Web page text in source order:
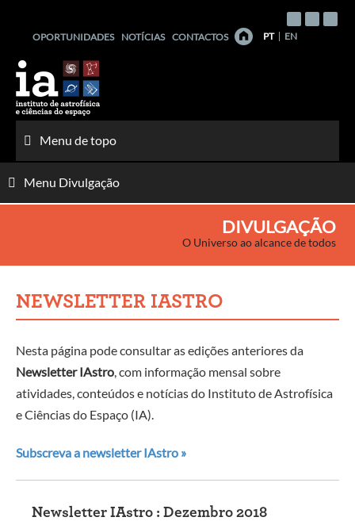
conteúdo
OPORTUNIDADES NOTÍCIAS CONTACTOS PT EN
Menu de topo
Menu Divulgação
DIVULGAÇÃO
O Universo ao alcance de todos
NEWSLETTER IASTRO
Nesta página pode consultar as edições anteriores da
Newsletter IAstro, com informação mensal sobre
atividades, conteúdos e notícias do Instituto de Astrofísica
e Ciências do Espaço (IA).
Subscreva a newsletter IAstro »
Newsletter IAstro : Dezembro 2018